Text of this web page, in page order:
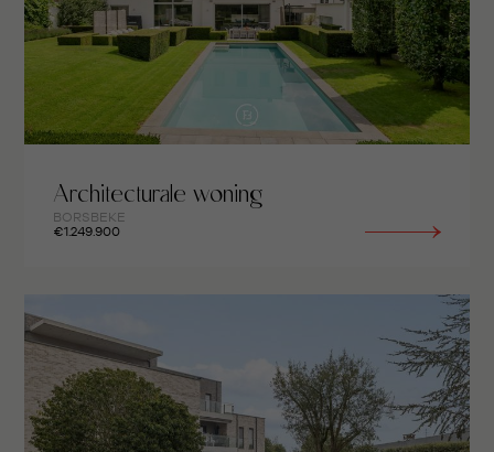
Architecturale woning
BORSBEKE
€1.249.900